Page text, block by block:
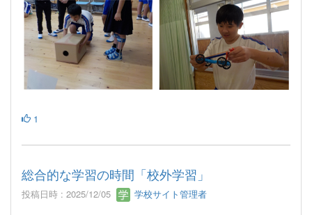
1
総合的な学習の時間「校外学習」
投稿日時 : 2025/12/05 学校サイト管理者